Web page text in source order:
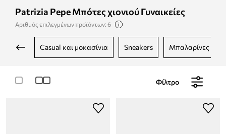
Patrizia Pepe Μπότες χιονιού Γυναικείες
Αριθμός επιλεγμένων προϊόντων: 6
casual και μοκασίνια sneakers μπαλαρίνες
Φίλτρο